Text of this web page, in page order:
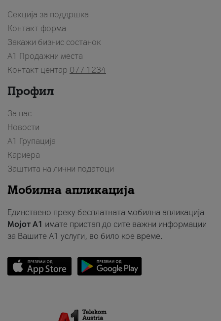
Секција за поддршка
Контакт форма
Закажи бизнис состанок
A1 Продажни места
Контакт центар 077 1234
Профил
За нас
Новости
А1 Групација
Кариера
Заштита на лични податоци
Мобилна апликација
Единствено преку бесплатната мобилна апликација
Мојот A1 имате пристап до сите важни информации
за Вашите A1 услуги, во било кое време.